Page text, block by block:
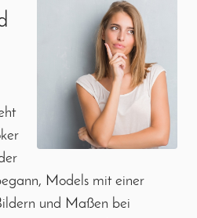
Models mit einer
und Maßen bei